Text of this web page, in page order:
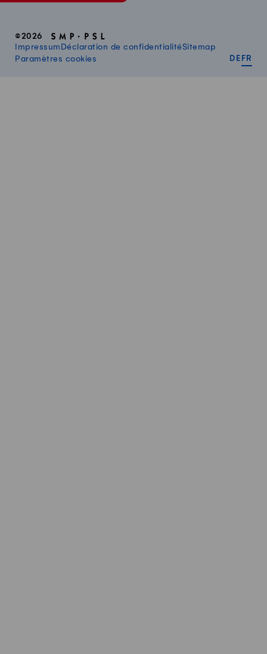
©2026
Impressum Déclaration de confidentialitéSitemap
Paramètres cookies
DE FR